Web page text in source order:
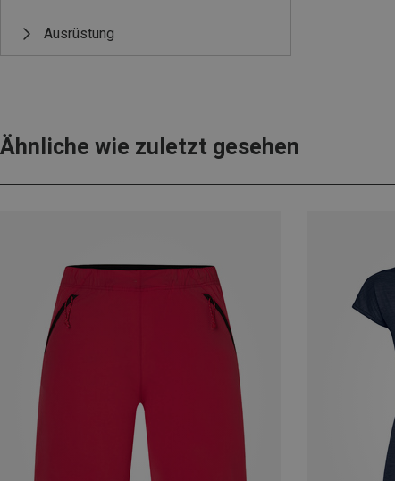
Ausrüstung
Ähnliche wie zuletzt gesehen